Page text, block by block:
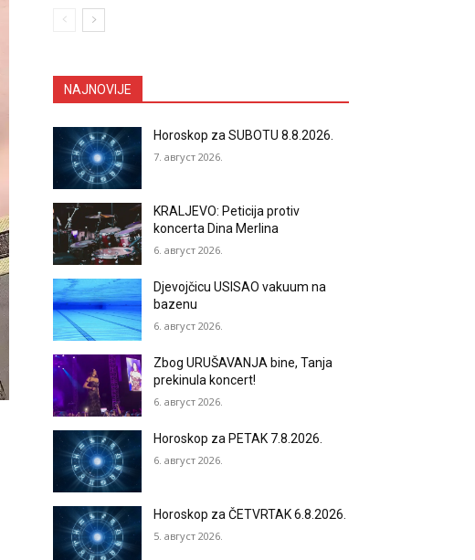
NAJNOVIJE
Horoskop za SUBOTU 8.8.2026.
7. август 2026.
KRALJEVO: Peticija protiv
koncerta Dina Merlina
6. август 2026.
Djevojčicu USISAO vakuum na
bazenu
6. август 2026.
Zbog URUŠAVANJA bine, Tanja
prekinula koncert!
6. август 2026.
Horoskop za PETAK 7.8.2026.
6. август 2026.
Horoskop za ČETVRTAK 6.8.2026.
5. август 2026.